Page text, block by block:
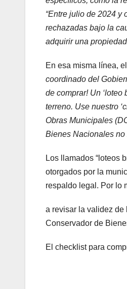
“Entre julio de 2024 y
rechazadas bajo la
adquirir una
En esa misma línea,
coordinado del
de comprar! Un
terreno. Use nuestro
Obras Municipales
Bienes Nacionales no
Los llamados “loteos
otorgados por la
respaldo legal. Por lo
a revisar la validez de
Conservador de
El checklist para